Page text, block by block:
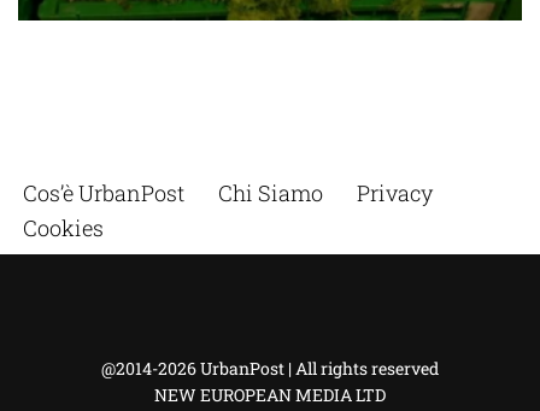
Cos’è UrbanPost Chi Siamo
Privacy
Cookies
@2014-2026 UrbanPost | All rights reserved
NEW EUROPEAN MEDIA LTD